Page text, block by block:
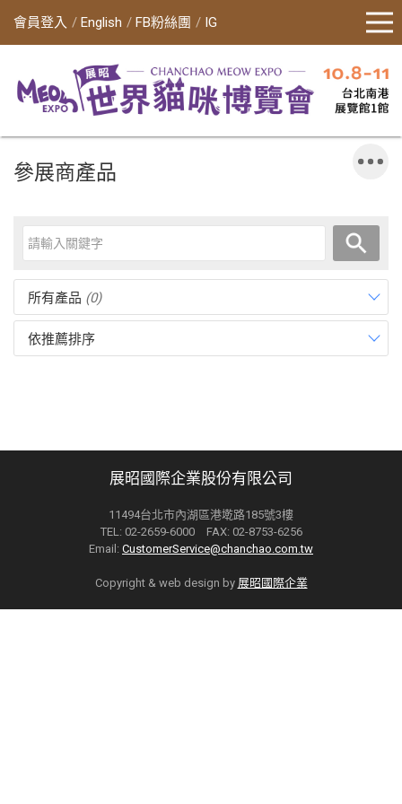
會員登入 English FB粉絲團 IG
參展商產品
所有產品 (0)
依推薦排序
展昭國際企業股份有限公司
11494台北市內湖區港墘路185號3樓
TEL: 02-2659-6000 FAX: 02-8753-6256
Email: CustomerService@chanchao.com.tw
Copyright & web design by 展昭國際企業